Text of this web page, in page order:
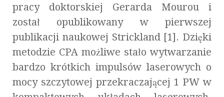
pracy doktorskiej Gerarda Mourou i
został opublikowany w pierwszej
publikacji naukowej Strickland [1]. Dzięki
metodzie CPA możliwe stało wytwarzanie
bardzo krótkich impulsów laserowych o
mocy szczytowej przekraczającej 1 PW w